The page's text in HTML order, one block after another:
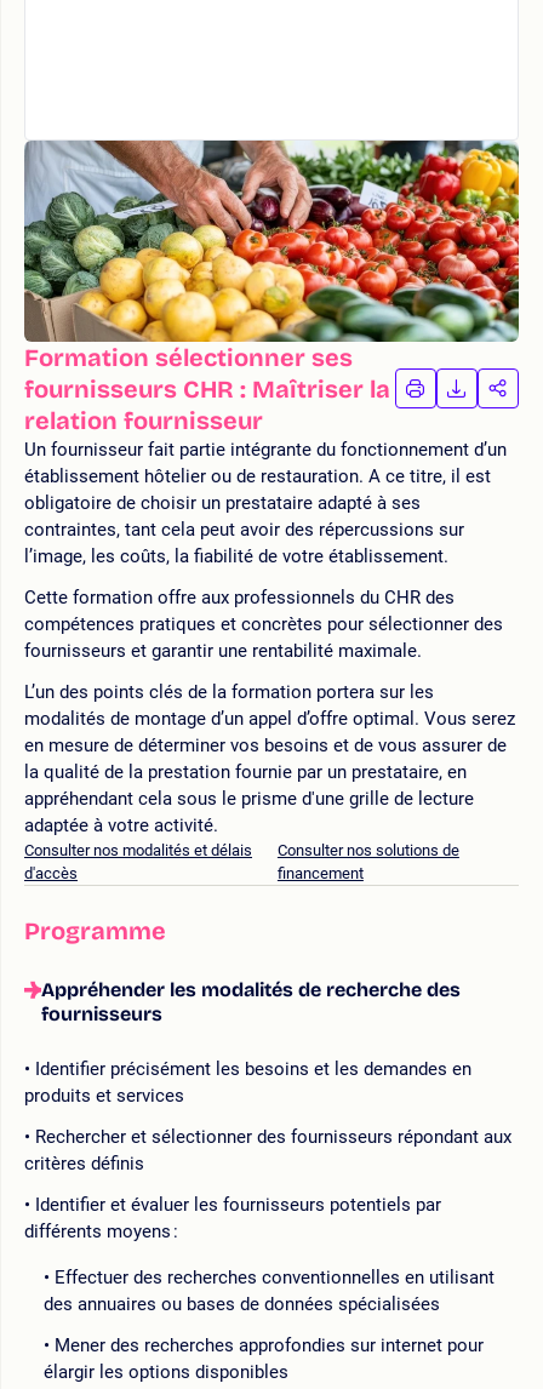
Formation sélectionner ses
fournisseurs CHR : Maîtriser la
relation fournisseur
IMPRIMER
LA
LA
Un fournisseur fait partie intégrante du fonctionnement d’un
établissement hôtelier ou de restauration. A ce titre, il est
obligatoire de choisir un prestataire adapté à ses
contraintes, tant cela peut avoir des répercussions sur
l’image, les coûts, la fiabilité de votre établissement.
Cette formation offre aux professionnels du CHR des
compétences pratiques et concrètes pour sélectionner des
fournisseurs et garantir une rentabilité maximale.
L’un des points clés de la formation portera sur les
modalités de montage d’un appel d’offre optimal. Vous serez
en mesure de déterminer vos besoins et de vous assurer de
la qualité de la prestation fournie par un prestataire, en
appréhendant cela sous le prisme d'une grille de lecture
adaptée à votre activité.
Consulter nos modalités et délais
d'accès
Consulter nos solutions de
financement
Programme
Appréhender les modalités de recherche des
fournisseurs
Identifier précisément les besoins et les demandes en
produits et services
Rechercher et sélectionner des fournisseurs répondant aux
critères définis
Identifier et évaluer les fournisseurs potentiels par
différents moyens :
Effectuer des recherches conventionnelles en utilisant
des annuaires ou bases de données spécialisées
Mener des recherches approfondies sur internet pour
élargir les options disponibles